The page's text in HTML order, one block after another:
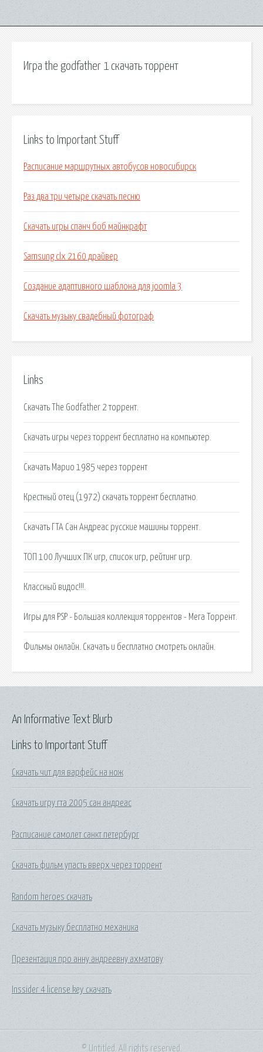
Игра the godfather 1 скачать торрент
Links to Important Stuff
Расписание маршрутных автобусов новосибирск
Раз два три четыре скачать песню
Скачать игры спанч боб майнкрафт
Samsung clx 2160 драйвер
Создание адаптивного шаблона для joomla 3
Скачать музыку свадебный фотограф
Links
Скачать The Godfather 2 торрент.
Скачать игры через торрент бесплатно на компьютер.
Скачать Марио 1985 через торрент
Крестный отец (1972) скачать торрент бесплатно.
Скачать ГТА Сан Андреас русские машины торрент.
ТОП 100 Лучших ПК игр, список игр, рейтинг игр.
Классный видос!!!.
Игры для PSP - Большая коллекция торрентов - Мега Торрент.
Фильмы онлайн. Скачать и бесплатно смотреть онлайн.
Links to Important Stuff
Скачать чит для варфейс на нож
Скачать игру гта 2005 сан андреас
Расписание самолет санкт петербург
Скачать фильм упасть вверх через торрент
Random heroes скачать
Скачать музыку бесплатно механика
Презентация про анну андреевну ахматову
Inssider 4 license key скачать
An Informative Text Blurb
© Untitled. All rights reserved.